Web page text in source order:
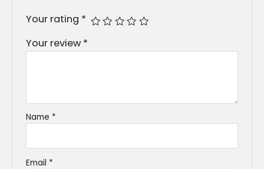
Your rating *
Your review *
Name *
Email *